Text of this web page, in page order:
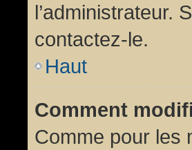
l’administrateur.
contactez-le.
Haut
Comment
Comme pour les